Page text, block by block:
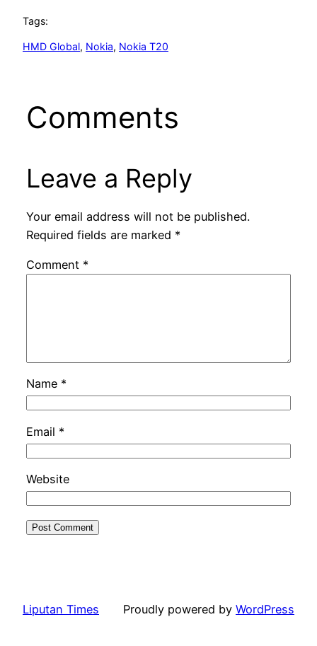
Tags:
HMD Global, Nokia, Nokia T20
Comments
Leave a Reply
Your email address will not be published.
Required fields are marked *
Comment *
Name *
Email *
Website
Liputan Times Proudly powered by WordPress